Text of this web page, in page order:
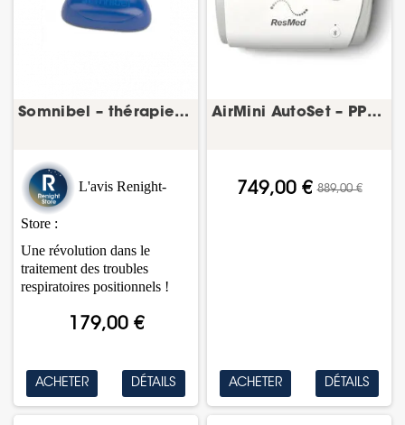
Somnibel – thérapie positionnelle anti-ronflement
179,00 €
L'avis Renight-
Store :
Une révolution dans le
traitement des troubles
respiratoires positionnels !
ACHETER DÉTAILS
AirMini AutoSet – PPC de voyage pour l’apnée du...
749,00 € 889,00 €
ACHETER DÉTAILS